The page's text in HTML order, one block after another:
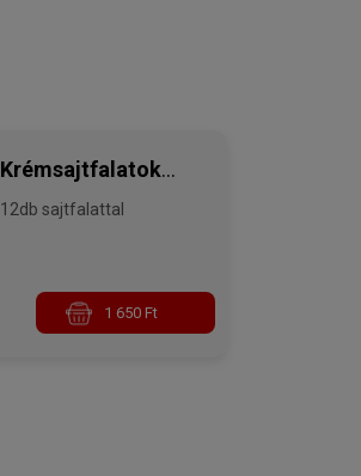
Krémsajtfalatok
metélőhagymával
12db sajtfalattal
1 650 Ft